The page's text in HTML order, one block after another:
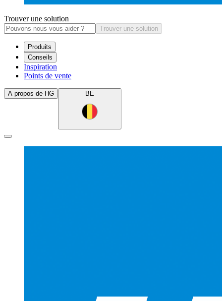
Trouver une solution
Trouver une solution
Produits
Conseils
Inspiration
Points de vente
A propos de HG BE